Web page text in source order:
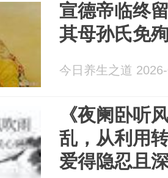
宣德帝临终
其母孙氏免
今日养生之道
《夜阑卧听
乱，从利用
爱得隐忍且